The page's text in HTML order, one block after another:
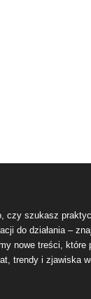
czy szukasz
do działania –
nowe treści, które
trendy i zjawiska